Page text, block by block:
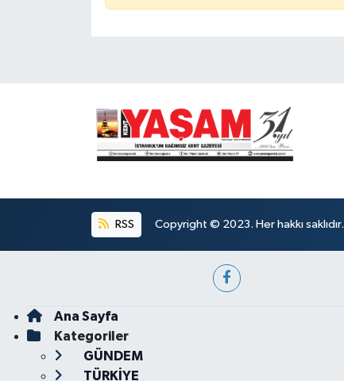
RSS Copyright © 2023. Her hakkı saklıdır.
Ana Sayfa
Kategoriler
GÜNDEM
TÜRKİYE